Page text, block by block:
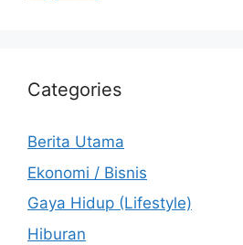
Categories
Berita Utama
Ekonomi / Bisnis
Gaya Hidup (Lifestyle)
Hiburan